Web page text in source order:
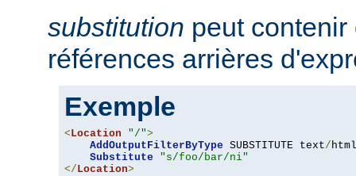
substitution peut
références arrières
Exemple
< Location "/">
AddOutputFilterByType SUBSTITUTE text/ html
Substitute
"s/foo/bar/ni"
</ Location>